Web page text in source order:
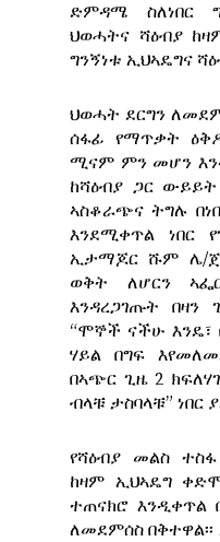
ድምዳሜ ስለነበር
ህወሓትና ሻዕብያ
ግንኝነቱ ኢህኣዴግና
ህወሓት ደርግን
ሰፋፊ የማጥቃት
ሚናም ምን መሆን
ከሻዕብያ ጋር
ኣስቆራጭና ትግሉ
እንደሚቀጥል ነበር
ኢታማጆር ሹም ሌ/
ወቅት ለሆርን
እንዳረጋገጡት
“ሞኞች ናችሁ እንዴ፣
ሃይል በግፍ
በኣጭር ጊዜ 2
ብላቹ ታስባላቹ” ነበር
የሻዕብያ መልስ
ከዛም ኢህኣዴግ
ተጠናክሮ እንዲቀጥል
ለመደምሰስ በቅተዋል፡፡